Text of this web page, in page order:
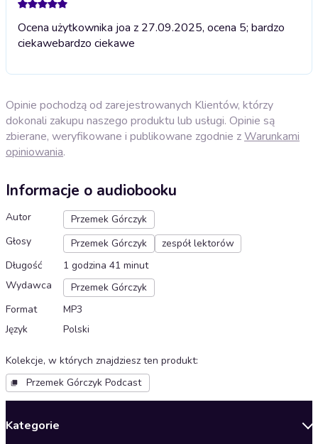
Ocena użytkownika joa z 27.09.2025, ocena 5; bardzo
ciekawebardzo ciekawe
Opinie pochodzą od zarejestrowanych Klientów, którzy
dokonali zakupu naszego produktu lub usługi. Opinie są
zbierane, weryfikowane i publikowane zgodnie zWarunkami
opiniowania.
Informacje o audiobooku
Autor
Przemek Górczyk
Głosy
Przemek Górczyk
zespół lektorów
Długość
1 godzina 41 minut
Wydawca
Przemek Górczyk
Format
MP3
Język
Polski
Kolekcje, w których znajdziesz ten produkt:
Przemek Górczyk Podcast
Kategorie